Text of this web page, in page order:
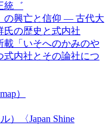
統゛
の興亡と信仰 ― 古代大
氏の歴史と式内社
載「いそへのかみのや
式内社とその論社につ
）
）〈Japan Shine